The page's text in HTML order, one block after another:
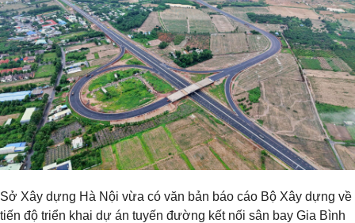
Sở Xây dựng Hà Nội vừa có văn bản báo cáo Bộ Xây dựng về
tiến độ triển khai dự án tuyến đường kết nối sân bay Gia Bình